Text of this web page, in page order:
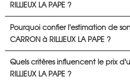
RILLIEUX LA PAPE ?
Pourquoi confier l'estimation de
CARRON à RILLIEUX LA PAPE ?
Quels critères influencent le prix
RILLIEUX LA PAPE ?